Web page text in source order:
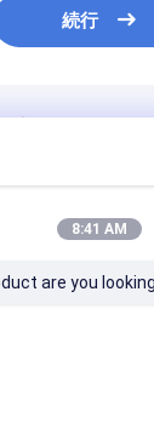
続行
クト
8:41 AM
are you